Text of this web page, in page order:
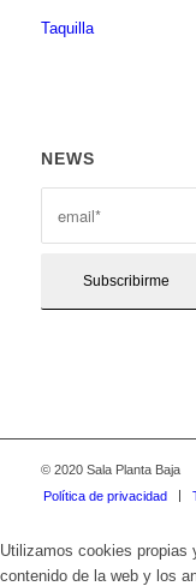
Taquilla
NEWS
© 2020 Sala Planta Baja
Política de privacidad
Utilizamos cookies propias
contenido de la web y los